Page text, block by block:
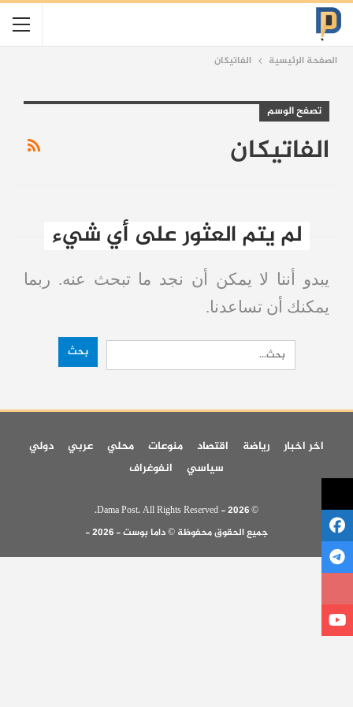
الصفحة الرئيسية الفاتيكان
تصفح الوسم
الفاتيكان
لم يتم العثور على أي شيء
يبدو أننا لا يمكن أن نجد ما تبحث عنه. ربما
يمكنك أن تساعدنا.
اخر اخبار رياضة اقتصاد منوعات محلي عربي
دولي
سياسي
انفوغراف
© 2026 - Dama Post. All Rights Reserved.
جميع الحقوق محفوظة © داما بوست - 2026 -